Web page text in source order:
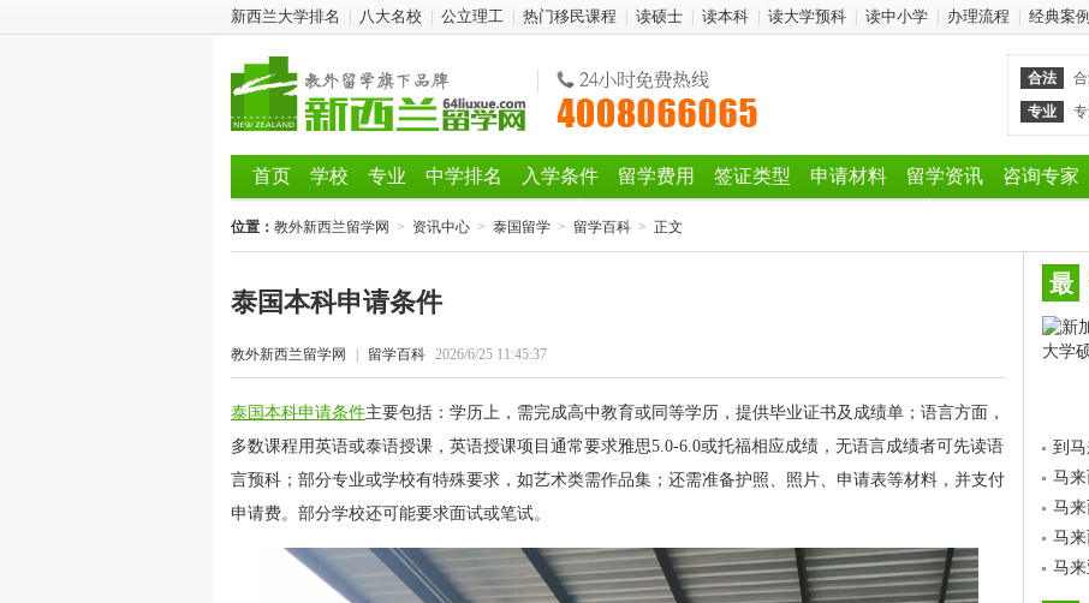
新西兰大学排名 八大名校 公立理工 热门移民课程 读硕士 读本科 读大学预科 读中小学 办理流程 经典案例
合法
专业
首页 学校 专业 中学排名 入学条件 留学费用 签证类型 申请材料 留学资讯 咨询专家
位置： 教外新西兰留学网 > 资讯中心 > 泰国留学 > 留学百科 > 正文
泰国本科申请条件
教外新西兰留学网 留学百科 2026/6/25 11:45:37
泰国本科申请条件主要包括：学历上，需完成高中教育或同等学历，提供毕业证书及成绩单；语言方面，
多数课程用英语或泰语授课，英语授课项目通常要求雅思5.0-6.0或托福相应成绩，无语言成绩者可先读语
言预科；部分专业或学校有特殊要求，如艺术类需作品集；还需准备护照、照片、申请表等材料，并支付
申请费。部分学校还可能要求面试或笔试。
最
到
马
马
马
马来